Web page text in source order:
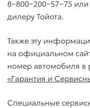
8−800−200−57−75
дилеру Тойота.
Также эту
на официальном
номер автомобиля в
«Гарантия и
Специальные